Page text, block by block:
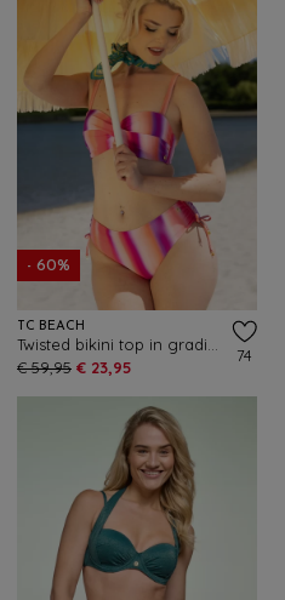
- 60%
TC BEACH
€ 59,95 € 23,95
74